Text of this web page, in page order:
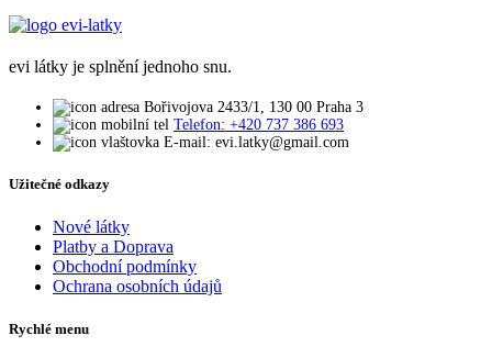
evi látky je splnění jednoho snu.
Bořivojova 2433/1, 130 00 Praha 3
Telefon: +420 737 386 693
E-mail: evi.latky@gmail.com
Užitečné odkazy
Nové látky
Platby a Doprava
Obchodní podmínky
Ochrana osobních údajů
Rychlé menu